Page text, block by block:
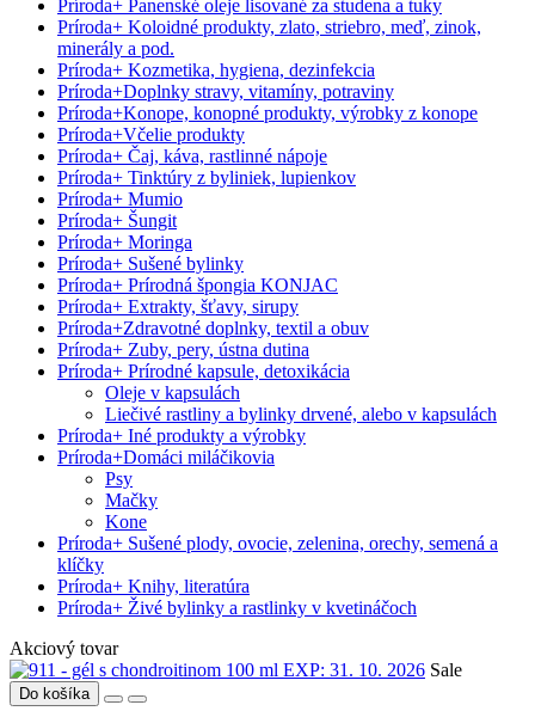
Príroda+ Panenské oleje lisované za studena a tuky
Príroda+ Koloidné produkty, zlato, striebro, meď, zinok,
minerály a pod.
Príroda+ Kozmetika, hygiena, dezinfekcia
Príroda+Doplnky stravy, vitamíny, potraviny
Príroda+Konope, konopné produkty, výrobky z konope
Príroda+Včelie produkty
Príroda+ Čaj, káva, rastlinné nápoje
Príroda+ Tinktúry z byliniek, lupienkov
Príroda+ Mumio
Príroda+ Šungit
Príroda+ Moringa
Príroda+ Sušené bylinky
Príroda+ Prírodná špongia KONJAC
Príroda+ Extrakty, šťavy, sirupy
Príroda+Zdravotné doplnky, textil a obuv
Príroda+ Zuby, pery, ústna dutina
Príroda+ Prírodné kapsule, detoxikácia
Oleje v kapsulách
Liečivé rastliny a bylinky drvené, alebo v kapsulách
Príroda+ Iné produkty a výrobky
Príroda+Domáci miláčikovia
Psy
Mačky
Kone
Príroda+ Sušené plody, ovocie, zelenina, orechy, semená a
klíčky
Príroda+ Knihy, literatúra
Príroda+ Živé bylinky a rastlinky v kvetináčoch
Akciový tovar
Sale
Do košíka